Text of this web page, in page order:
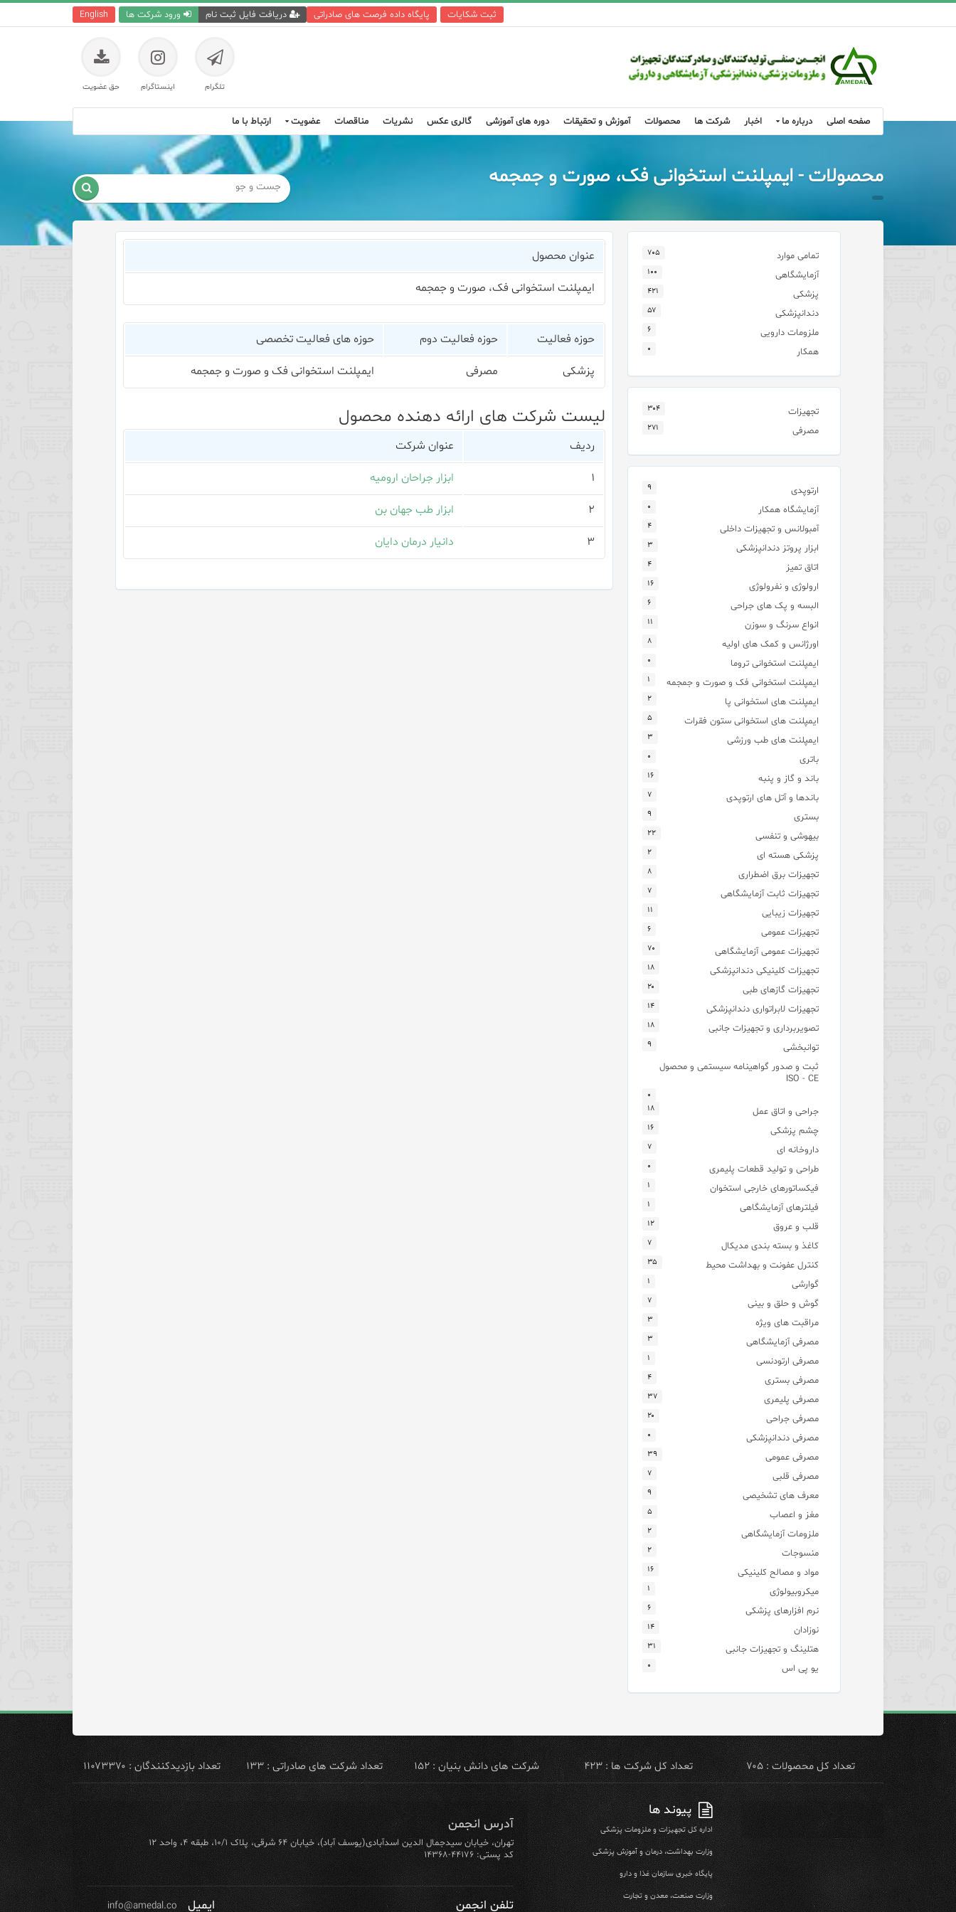
English ورود شرکت ها دریافت فایل ثبت نام پایگاه داده فرصت های صادراتی ثبت شکایات
تلگرام اینستاگرام حق عضویت
صفحه اصلی درباره ما اخبار شرکت ها محصولات آموزش و تحقیقات دوره های آموزشی گالری عکس نشریات مناقصات عضویت ارتباط با ما
محصولات - ایمپلنت استخوانی فک، صورت و جمجمه 
عنوان محصول
ایمپلنت استخوانی فک، صورت و جمجمه
حوزه فعالیت حوزه فعالیت دوم حوزه های فعالیت تخصصی
پزشکی مصرفی ایمپلنت استخوانی فک و صورت و جمجمه
لیست شرکت های ارائه دهنده محصول
ردیف عنوان شرکت
۱ ابزار جراحان ارومیه
۲ ابزار طب جهان بن
۳ دانیار درمان دایان
تمامی موارد ۷۰۵
آزمایشگاهی ۱۰۰
پزشکی ۴۲۱
دندانپزشکی ۵۷
ملزومات دارویی ۶
همکار ۰
تجهیزات ۳۰۴
مصرفی ۲۷۱
ارتوپدی ۹
آزمایشگاه همکار ۰
آمبولانس و تجهیزات داخلی ۴
ابزار پروتز دندانپزشکی ۳
اتاق تمیز ۴
ارولوژی و نفرولوژی ۱۶
البسه و پک های جراحی ۶
انواع سرنگ و سوزن ۱۱
اورژانس و کمک های اولیه ۸
ایمپلنت استخوانی تروما ۰
ایمپلنت استخوانی فک و صورت و جمجمه ۱
ایمپلنت های استخوانی پا ۲
ایمپلنت های استخوانی ستون فقرات ۵
ایمپلنت های طب ورزشی ۳
باتری ۰
باند و گاز و پنبه ۱۶
باندها و آتل های ارتوپدی ۷
بستری ۹
بیهوشی و تنفسی ۲۲
پزشکی هسته ای ۲
تجهیزات برق اضطراری ۸
تجهیزات ثابت آزمایشگاهی ۷
تجهیزات زیبایی ۱۱
تجهیزات عمومی ۶
تجهیزات عمومی آزمایشگاهی ۷۰
تجهیزات کلینیکی دندانپزشکی ۱۸
تجهیزات گازهای طبی ۲۰
تجهیزات لابراتواری دندانپزشکی ۱۴
تصویربرداری و تجهیزات جانبی ۱۸
توانبخشی ۹
ثبت و صدور گواهینامه سیستمی و محصول
ISO - CE
۰
جراحی و اتاق عمل ۱۸
چشم پزشکی ۱۶
داروخانه ای ۷
طراحی و تولید قطعات پلیمری ۰
فیکساتورهای خارجی استخوان ۱
فیلترهای آزمایشگاهی ۱
قلب و عروق ۱۲
کاغذ و بسته بندی مدیکال ۷
کنترل عفونت و بهداشت محیط ۳۵
گوارشی ۱
گوش و حلق و بینی ۷
مراقبت های ویژه ۳
مصرفی آزمایشگاهی ۳
مصرفی ارتودنسی ۱
مصرفی بستری ۴
مصرفی پلیمری ۳۷
مصرفی جراحی ۲۰
مصرفی دندانپزشکی ۰
مصرفی عمومی ۳۹
مصرفی قلبی ۷
معرف های تشخیصی ۹
مغز و اعصاب ۵
ملزومات آزمایشگاهی ۲
منسوجات ۲
مواد و مصالح کلینیکی ۱۶
میکروبیولوژی ۱
نرم افزارهای پزشکی ۶
نوزادان ۱۴
هتلینگ و تجهیزات جانبی ۳۱
یو پی اس ۰
تعداد کل محصولات : ۷۰۵ تعداد کل شرکت ها : ۴۲۳ شرکت های دانش بنیان : ۱۵۲ تعداد شرکت های صادراتی : ۱۳۳ تعداد بازدیدکنندگان : ۱۱۰۷۳۳۷۰
پیوند ها
اداره کل تجهیزات و ملزومات پزشکی
وزارت بهداشت، درمان و آموزش پزشکی
پایگاه خبری سازمان غذا و دارو
وزارت صنعت، معدن و تجارت
آدرس انجمن
تهران، خیابان سیدجمال الدین اسدآبادی(یوسف آباد)، خیابان ۶۴ شرقی، پلاک ۱۰/۱، طبقه ۴، واحد ۱۲
کد پستی: ۴۴۱۷۶-۱۴۳۶۸
تلفن انجمن ایمیل info@amedal.co